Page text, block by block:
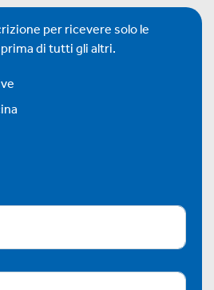
per ricevere solo le
di tutti gli altri.